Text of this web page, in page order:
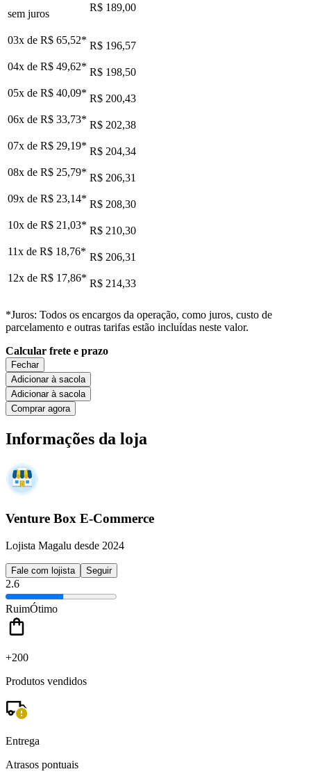
sem juros
R$ 189,00
03x de R$ 65,52* R$ 196,57
04x de R$ 49,62* R$ 198,50
05x de R$ 40,09* R$ 200,43
06x de R$ 33,73* R$ 202,38
07x de R$ 29,19* R$ 204,34
08x de R$ 25,79* R$ 206,31
09x de R$ 23,14* R$ 208,30
10x de R$ 21,03* R$ 210,30
11x de R$ 18,76* R$ 206,31
12x de R$ 17,86* R$ 214,33
*Juros: Todos os encargos da operação, como juros, custo de
parcelamento e outras tarifas estão incluídas neste valor.
Calcular frete e prazo
Fechar
Adicionar à sacola
Adicionar à sacola
Comprar agora
Informações da loja
Venture Box E-Commerce
Lojista Magalu desde 2024
Fale com lojista Seguir
2.6
RuimÓtimo
+200
Produtos vendidos
Entrega
Atrasos pontuais